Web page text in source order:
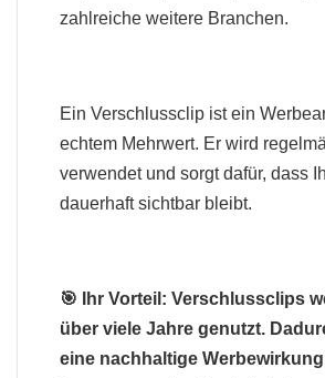
zahlreiche weitere Branchen.
Ein Verschlussclip ist ein
echtem Mehrwert. Er wird
verwendet und sorgt dafür, dass
dauerhaft sichtbar bleibt.
🎯 Ihr Vorteil: Verschlussclips
über viele Jahre genutzt.
eine nachhaltige